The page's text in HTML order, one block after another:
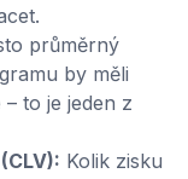
průměrný
by měli
to je jeden z
Kolik zisku